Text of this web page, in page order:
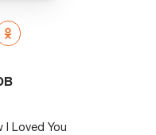
I Loved You